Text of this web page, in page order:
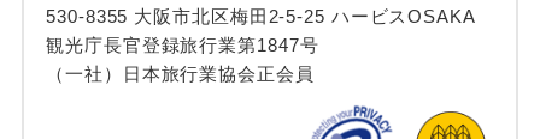
530-8355 大阪市北区梅田2-5-25 ハービスOSAKA
観光庁長官登録旅行業第1847号
（一社）日本旅行業協会正会員